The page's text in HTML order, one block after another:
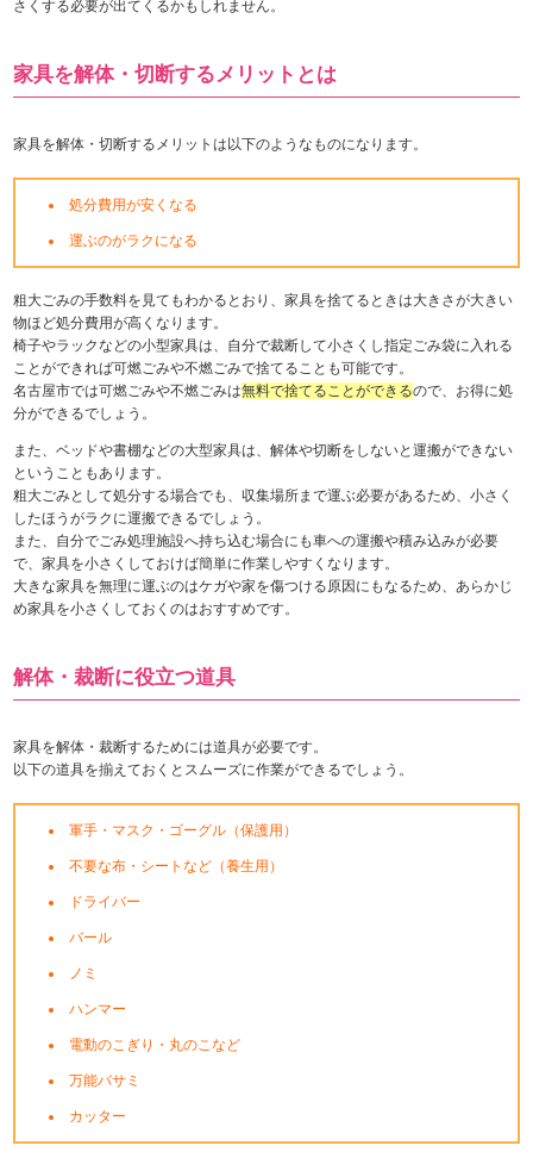
さくする必要が出てくるかもしれません。
家具を解体・切断するメリットとは
家具を解体・切断するメリットは以下のようなものになります。
処分費用が安くなる
運ぶのがラクになる
粗大ごみの手数料を見てもわかるとおり、家具を捨てるときは大きさが大きい
物ほど処分費用が高くなります。
椅子やラックなどの小型家具は、自分で裁断して小さくし指定ごみ袋に入れる
ことができれば可燃ごみや不燃ごみで捨てることも可能です。
名古屋市では可燃ごみや不燃ごみは無料で捨てることができるので、お得に処
分ができるでしょう。
また、ベッドや書棚などの大型家具は、解体や切断をしないと運搬ができない
ということもあります。
粗大ごみとして処分する場合でも、収集場所まで運ぶ必要があるため、小さく
したほうがラクに運搬できるでしょう。
また、自分でごみ処理施設へ持ち込む場合にも車への運搬や積み込みが必要
で、家具を小さくしておけば簡単に作業しやすくなります。
大きな家具を無理に運ぶのはケガや家を傷つける原因にもなるため、あらかじ
め家具を小さくしておくのはおすすめです。
解体・裁断に役立つ道具
家具を解体・裁断するためには道具が必要です。
以下の道具を揃えておくとスムーズに作業ができるでしょう。
軍手・マスク・ゴーグル（保護用）
不要な布・シートなど（養生用）
ドライバー
バール
ノミ
ハンマー
電動のこぎり・丸のこなど
万能バサミ
カッター